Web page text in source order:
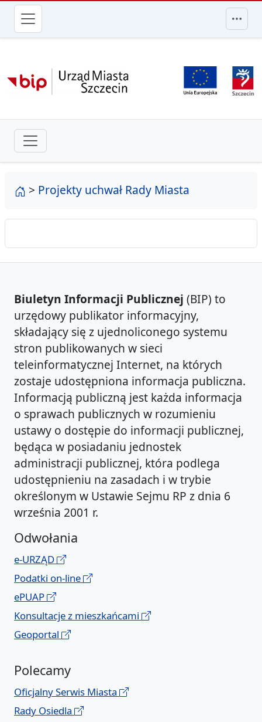
przejdź do głównego menu
strona główna
> Projekty uchwał Rady Miasta
Biuletyn Informacji Publicznej (BIP) to
urzędowy publikator informacyjny,
składający się z ujednoliconego systemu
stron publikowanych w sieci
teleinformatycznej Internet, na których
zostaje udostępniona informacja publiczna.
Informacją publiczną jest każda informacja
o sprawach publicznych w rozumieniu
ustawy o dostępie do informacji publicznej,
będąca w posiadaniu jednostek
administracji publicznej, która podlega
udostępnieniu na zasadach i w trybie
określonym w Ustawie Sejmu RP z dnia 6
września 2001 r.
Odwołania
e-URZĄD
Podatki on-line
ePUAP
Konsultacje z mieszkańcami
Geoportal
Polecamy
Oficjalny Serwis Miasta
Rady Osiedla